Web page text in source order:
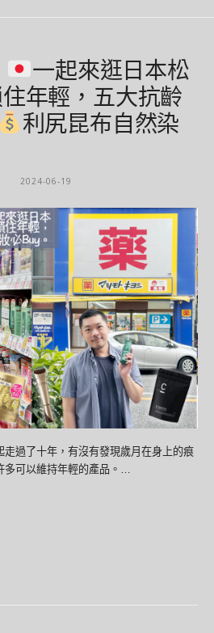
一起來逛日本松
年輕，五大抗齡
利尻昆布自然染
2024-06-19
過了十年，有沒有發現歲月在身上的痕
多可以維持年輕的產品。…